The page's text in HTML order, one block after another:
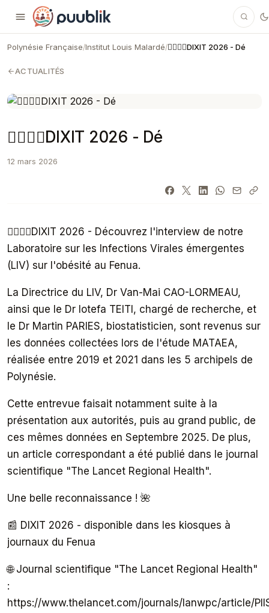
Puublik
Polynésie Française/Institut Louis Malardé/👩‍⚕️👨‍⚕️DIXIT 2026 - Dé
ACTUALITÉS
👩‍⚕️👨‍⚕️DIXIT 2026 - Dé
12 mars 2026
👩‍⚕️👨‍⚕️DIXIT 2026 - Découvrez l'interview de notre
Laboratoire sur les Infections Virales émergentes
(LIV) sur l'obésité au Fenua.
La Directrice du LIV, Dr Van-Mai CAO-LORMEAU,
ainsi que le Dr Iotefa TEITI, chargé de recherche, et
le Dr Martin PARIES, biostatisticien, sont revenus sur
les données collectées lors de l'étude MATAEA,
réalisée entre 2019 et 2021 dans les 5 archipels de
Polynésie.
Cette entrevue faisait notamment suite à la
présentation aux autorités, puis au grand public, de
ces mêmes données en Septembre 2025. De plus,
un article correspondant a été publié dans le journal
scientifique "The Lancet Regional Health".
Une belle reconnaissance ! 🌺
📰 DIXIT 2026 - disponible dans les kiosques à
journaux du Fenua
🌐 Journal scientifique "The Lancet Regional Health"
:
https://www.thelancet.com/journals/lanwpc/article/